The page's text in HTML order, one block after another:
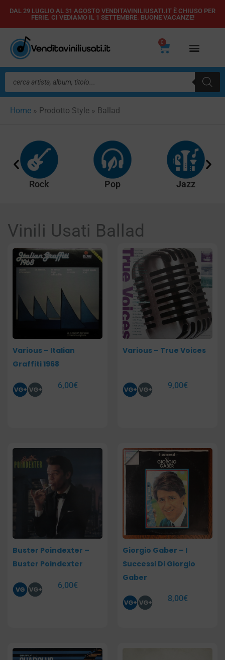
Vai
contenuto
DAL 29 LUGLIO AL 31 AGOSTO VENDITAVINILIUSATI.IT È CHIUSO PER
FERIE. CI VEDIAMO IL 1 SETTEMBRE. BUONE VACANZE!
0
Carrello
Ricerca
prodotti
Home » Prodotto Style » Ballad
Rock Pop Jazz
Vinili Usati Ballad
Various – Italian
Graffiti 1968
6,00€
Various – True Voices
9,00€
Buster Poindexter –
Buster Poindexter
6,00€
Giorgio Gaber – I
Successi Di Giorgio
Gaber
8,00€
PaginaPaginaPagina Pagina